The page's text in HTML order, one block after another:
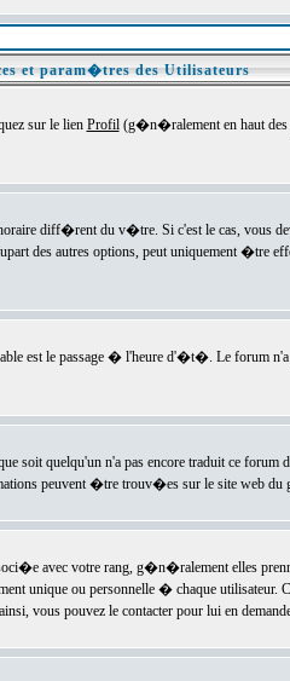
et param�tres des Utilisateurs
sur le lien Profil(g�n�ralement en haut des
diff�rent du v�tre. Si c'est le cas,
des autres options, peut uniquement
est le passage � l'heure d'�t�. Le
quelqu'un n'a pas encore traduit ce
peuvent �tre trouv�es sur le site web du
avec votre rang, g�n�ralement elles
unique ou personnelle � chaque
vous pouvez le contacter pour lui en